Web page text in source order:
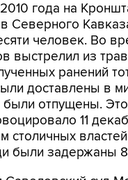
года на
Северного
человек. Во
выстрелил из
ранений
доставлены в
отпущены. Это
11
были задержаны